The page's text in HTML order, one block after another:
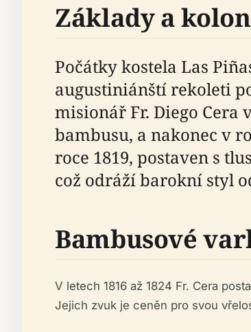
Základy a
Počátky kostela Las
augustiniánští rekoleti
misionář Fr. Diego
bambusu, a nakonec v
roce 1819, postaven s
což odráží barokní styl
Bambusové
V letech 1816 až 1824 Fr. Cera
Jejich zvuk je ceněn pro svou